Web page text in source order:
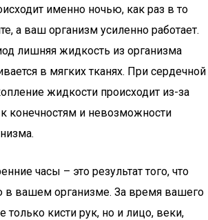
именно ночью, как раз в то
а ваш организм усиленно работает.
лишняя жидкость из организма
в мягких тканях. При сердечной
жидкости происходит из-за
конечностям и невозможности
часы – это результат того, что
в вашем организме. За время вашего
только кисти рук, но и лицо, веки,